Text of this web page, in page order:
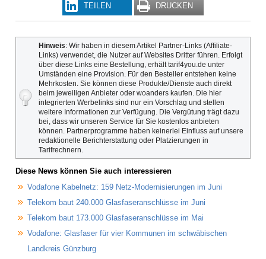
TEILEN DRUCKEN
Hinweis: Wir haben in diesem Artikel Partner-Links (Affiliate-
Links) verwendet, die Nutzer auf Websites Dritter führen. Erfolgt
über diese Links eine Bestellung, erhält tarif4you.de unter
Umständen eine Provision. Für den Besteller entstehen keine
Mehrkosten. Sie können diese Produkte/Dienste auch direkt
beim jeweiligen Anbieter oder woanders kaufen. Die hier
integrierten Werbelinks sind nur ein Vorschlag und stellen
weitere Informationen zur Verfügung. Die Vergütung trägt dazu
bei, dass wir unseren Service für Sie kostenlos anbieten
können. Partnerprogramme haben keinerlei Einfluss auf unsere
redaktionelle Berichterstattung oder Platzierungen in
Tarifrechnern.
Diese News können Sie auch interessieren
Vodafone Kabelnetz: 159 Netz-Modernisierungen im Juni
Telekom baut 240.000 Glasfaseranschlüsse im Juni
Telekom baut 173.000 Glasfaseranschlüsse im Mai
Vodafone: Glasfaser für vier Kommunen im schwäbischen
Landkreis Günzburg